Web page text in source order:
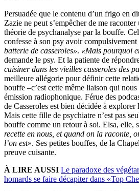
Persuadée que le contenu d’un frigo en
Zazie ne peut s’empêcher de me
théorie de psychanalyse par la bouffe.
confesse à son psy avoir compulsivement
batterie de casseroles». «Mais pourquoi
demande le psy. Et la patiente de
cuisiner dans les vieilles casseroles des
meilleure allégorie pour définir cette
bouffe –c’est cette même liaison qui nous
émission radiophonique. Férue des
de Casseroles est bien décidée à explorer
Mais cette fille de psychiatre n’est pas
bouffe comme un retour à soi. Elsa, elle,
recette en nous, et quand on la raconte,
l’on est». Ses petites bouffes, de la
preuve cuisante.
À LIRE AUSSI Le paradoxe des
homards se faire décapiter dans «Top